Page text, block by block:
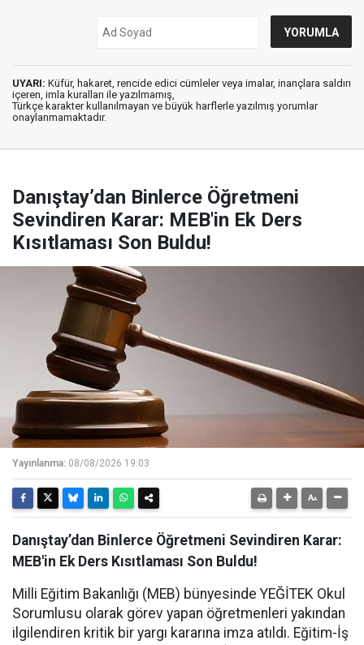
UYARI: Küfür, hakaret, rencide edici cümleler veya imalar, inançlara saldırı
içeren, imla kuralları ile yazılmamış,
Türkçe karakter kullanılmayan ve büyük harflerle yazılmış yorumlar
onaylanmamaktadır.
Danıştay’dan Binlerce Öğretmeni
Sevindiren Karar: MEB'in Ek Ders
Kısıtlaması Son Buldu!
Yayınlanma: 08/08/2026 19:03
Danıştay’dan Binlerce Öğretmeni Sevindiren Karar:
MEB'in Ek Ders Kısıtlaması Son Buldu!
Milli Eğitim Bakanlığı (MEB) bünyesinde YEĞİTEK Okul
Sorumlusu olarak görev yapan öğretmenleri yakından
ilgilendiren kritik bir yargı kararına imza atıldı. Eğitim-İş